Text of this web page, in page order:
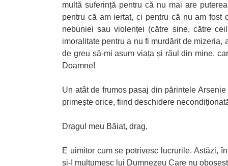
multă suferință pentru că nu mai are
pentru că am iertat, ci pentru că nu am fost
nebuniei sau violenței (către sine, către
imoralitate pentru a nu fi murdărit de
de greu să-mi asum viața și răul din mine,
Doamne!
Un atât de frumos pasaj din părintele
primește orice, fiind deschidere
Dragul meu Băiat, drag,
E uimitor cum se potrivesc lucrurile. Astăzi,
și-I mulțumesc lui Dumnezeu Care nu